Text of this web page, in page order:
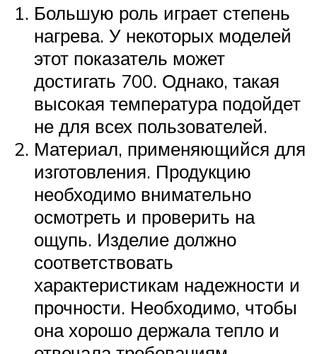
Большую роль играет степень
нагрева. У некоторых моделей
этот показатель может
достигать 700. Однако, такая
высокая температура подойдет
не для всех пользователей.
Материал, применяющийся для
изготовления. Продукцию
необходимо внимательно
осмотреть и проверить на
ощупь. Изделие должно
соответствовать
характеристикам надежности и
прочности. Необходимо, чтобы
она хорошо держала тепло и